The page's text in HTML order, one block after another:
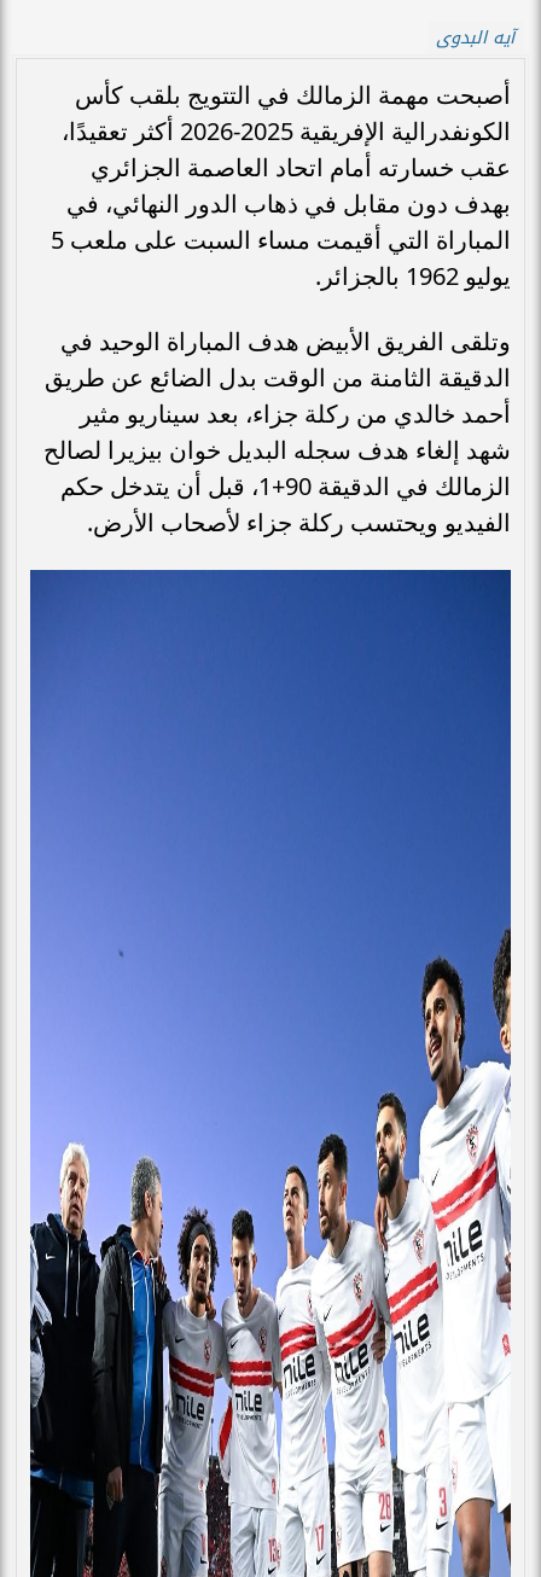
آيه البدوى
أصبحت مهمة الزمالك في التتويج بلقب كأس
الكونفدرالية الإفريقية 2025-2026 أكثر تعقيدًا،
عقب خسارته أمام اتحاد العاصمة الجزائري
بهدف دون مقابل في ذهاب الدور النهائي، في
المباراة التي أقيمت مساء السبت على ملعب 5
يوليو 1962 بالجزائر.
وتلقى الفريق الأبيض هدف المباراة الوحيد في
الدقيقة الثامنة من الوقت بدل الضائع عن طريق
أحمد خالدي من ركلة جزاء، بعد سيناريو مثير
شهد إلغاء هدف سجله البديل خوان بيزيرا لصالح
الزمالك في الدقيقة 90+1، قبل أن يتدخل حكم
الفيديو ويحتسب ركلة جزاء لأصحاب الأرض.